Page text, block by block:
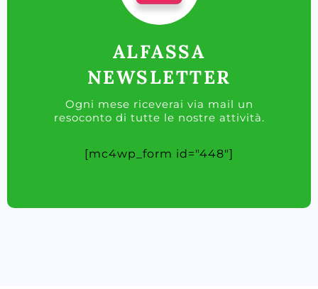
ALFASSA
NEWSLETTER
Ogni mese riceverai via mail un
resoconto di tutte le nostre attività.
[mc4wp_form id="448"]